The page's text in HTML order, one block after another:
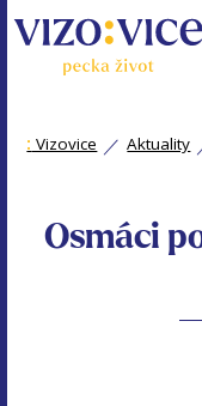
: Vizovice Aktuality
Osmáci